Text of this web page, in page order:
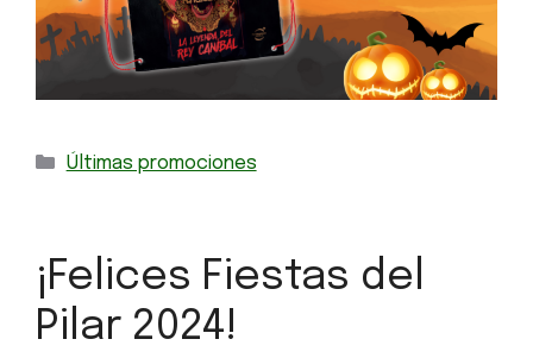
Últimas promociones
¡Felices Fiestas del
Pilar 2024!